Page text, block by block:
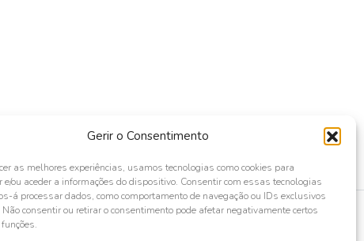
Gerir o Consentimento
as melhores experiências, usamos tecnologias como cookies para
e/ou aceder a informações do dispositivo. Consentir com essas tecnologias
á processar dados, como comportamento de navegação ou IDs exclusivos
consentir ou retirar o consentimento pode afetar negativamente certos